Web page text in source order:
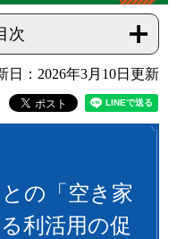
次
日：2026年3月10日更新
の「空き家
利活用の促